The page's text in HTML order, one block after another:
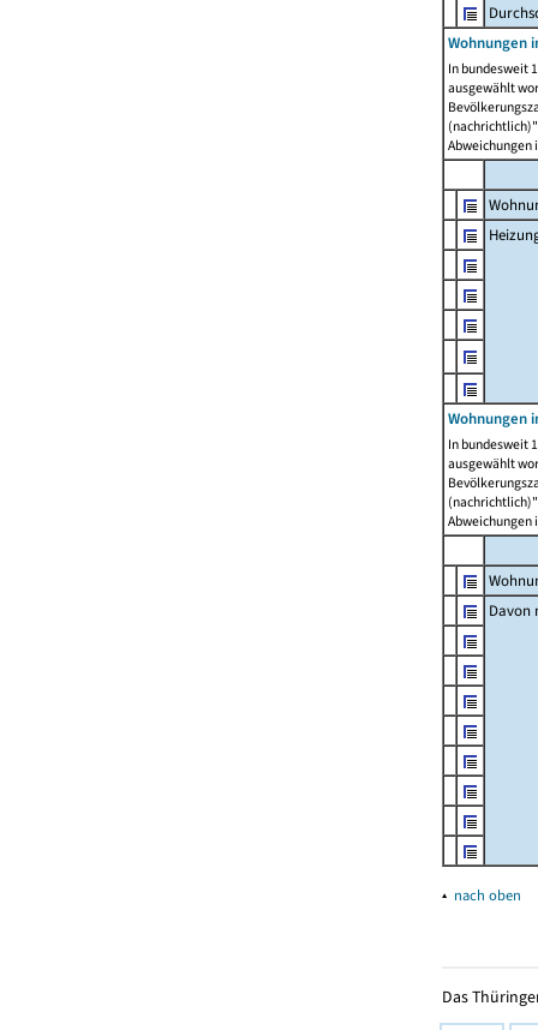
Wohnungen
In bundesweit
ausgewählt
Abweichungen
Wohnungen
In bundesweit
ausgewählt
Abweichungen
Davon
▴ nach oben
Das